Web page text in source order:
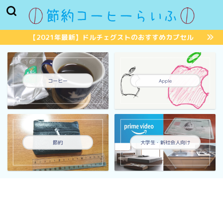
【2021年最新】ドルチェグストのおすすめカプセル
コーヒー Apple
節約 大学生・新社会人向け